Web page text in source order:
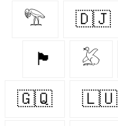
𓅟 🇩🇯
🏴󠁧󠁢󠁷󠁬󠁳󠁿 𓅷
🇬🇶 🇱🇺